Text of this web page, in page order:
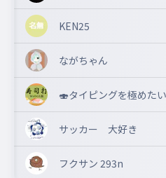
KEN25
ながちゃん
🍣タイピングを極めたい
サッカー 大好き
フクサン 293n